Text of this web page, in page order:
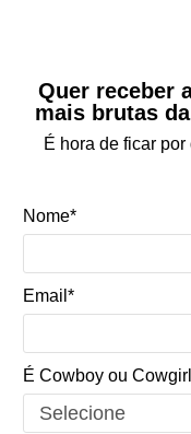
Quer receber
mais brutas
É hora de ficar
Nome*
Email*
É Cowboy ou